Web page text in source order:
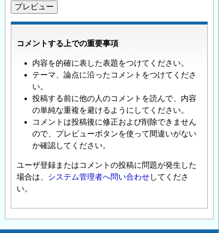
コメントする上での重要事項
内容を的確に表した表題をつけてください。
テーマ、論点に沿ったコメントをつけてくださ
い。
投稿する前に他の人のコメントを読んで、内容
の単純な重複を避けるようにしてください。
コメントは投稿後に修正および削除できません
ので、プレビューボタンを使って間違いがない
か確認してください。
ユーザ登録またはコメントの投稿に問題が発生した
場合は、
システム管理者へ問い合わせしてくださ
い。